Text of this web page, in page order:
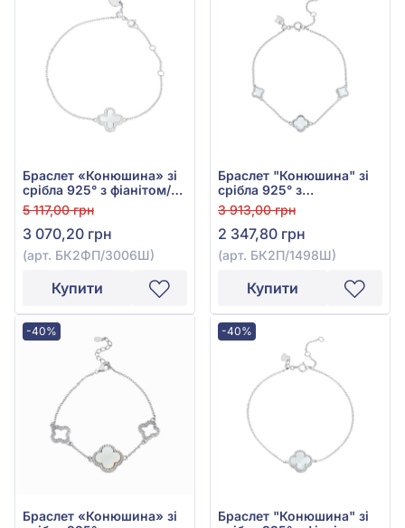
Браслет «Конюшина» зі
срібла 925° з фіанітом/
куб.цирконієм та
перламутром, арт.
БК2ФП/3006Ш
5 117,00 грн
3 070,20 грн
(арт. БК2ФП/3006Ш)
Купити
Браслет "Конюшина" зі
срібла 925° з
перламутром, арт.
БК2П/1498Ш
3 913,00 грн
2 347,80 грн
(арт. БК2П/1498Ш)
Купити
-40%
Браслет «Конюшина» зі
-40%
Браслет "Конюшина" зі